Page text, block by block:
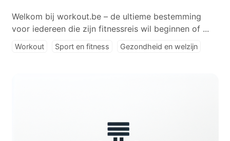
Welkom bij workout.be – de ultieme bestemming
voor iedereen die zijn fitnessreis wil beginnen of ...
Workout Sport en fitness Gezondheid en welzijn